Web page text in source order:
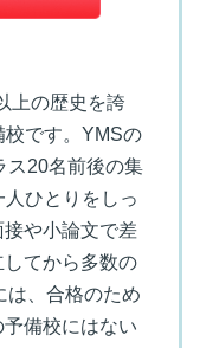
上の歴史を誇
校です。YMSの
ス20名前後の集
ひとりをしっ
や小論文で差
てから多数の
は、合格のため
備校にはない